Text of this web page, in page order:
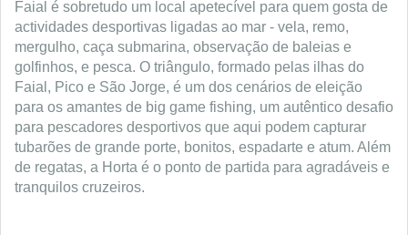
Faial é sobretudo um local apetecível para quem gosta de
actividades desportivas ligadas ao mar - vela, remo,
mergulho, caça submarina, observação de baleias e
golfinhos, e pesca. O triângulo, formado pelas ilhas do
Faial, Pico e São Jorge, é um dos cenários de eleição
para os amantes de big game fishing, um autêntico desafio
para pescadores desportivos que aqui podem capturar
tubarões de grande porte, bonitos, espadarte e atum. Além
de regatas, a Horta é o ponto de partida para agradáveis e
tranquilos cruzeiros.